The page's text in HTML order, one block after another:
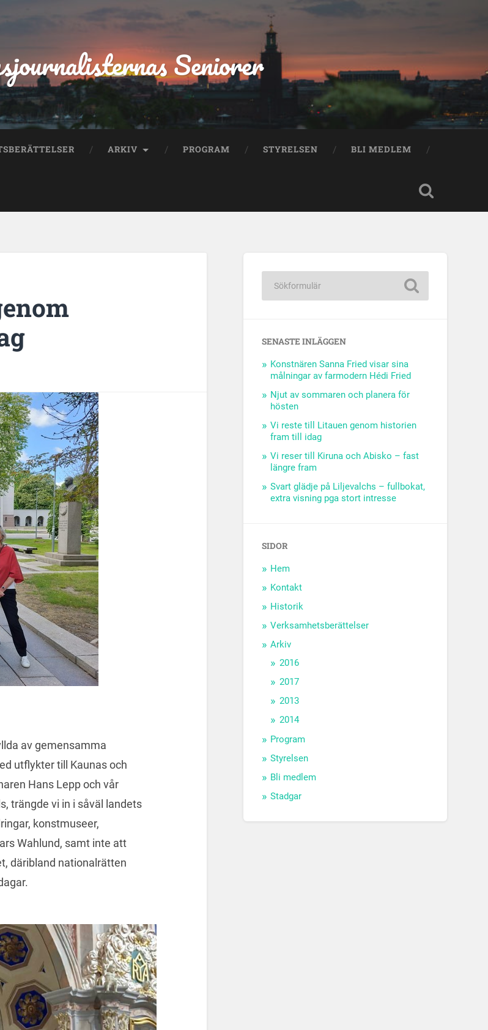
Seniorer
ARKIV PROGRAM STYRELSEN BLI MEDLEM
av gemensamma
utflykter till Kaunas och
Hans Lepp och vår
trängde vi in i såväl landets
konstmuseer,
Wahlund, samt inte att
däribland nationalrätten
SENASTE INLÄGGEN
Konstnären Sanna Fried visar sina
målningar av farmodern Hédi Fried
Njut av sommaren och planera för
hösten
Vi reste till Litauen genom historien
fram till idag
Vi reser till Kiruna och Abisko – fast
längre fram
Svart glädje på Liljevalchs – fullbokat,
extra visning pga stort intresse
SIDOR
Hem
Kontakt
Historik
Verksamhetsberättelser
Arkiv
2016
2017
2013
2014
Program
Styrelsen
Bli medlem
Stadgar